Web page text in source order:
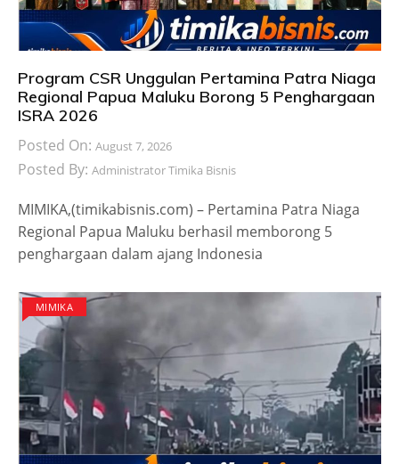
Program CSR Unggulan Pertamina Patra Niaga
Regional Papua Maluku Borong 5 Penghargaan
ISRA 2026
Posted On: August 7, 2026
Posted By: Administrator Timika Bisnis
MIMIKA,(timikabisnis.com) – Pertamina Patra Niaga
Regional Papua Maluku berhasil memborong 5
penghargaan dalam ajang Indonesia
MIMIKA